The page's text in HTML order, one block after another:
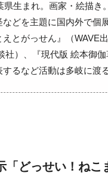
県生まれ。画家・絵描き。
などを主題に国内外で個
えとがっせん』（WAVE
社）、『現代版 絵本御
するなど活動は多岐に渡
「どっせい！ねこ